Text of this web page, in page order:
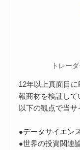
トレー
12年以上真面目
報商材を検証して
以下の観点で当サ
●データサイエン
●世界の投資関連